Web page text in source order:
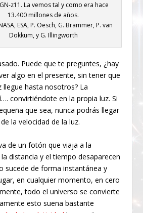
z11. La vemos tal y como era hace
13.400 millones de años.
ESA, P. Oesch, G. Brammer, P. van
Dokkum, y G. Illingworth
Puede que te preguntes, ¿hay
algo en el presente, sin tener que
llegue hasta nosotros? La
convirtiéndote en la propia luz. Si
que sea, nunca podrás llegar
la velocidad de la luz.
de un fotón que viaja a la
distancia y el tiempo desaparecen
sucede de forma instantánea y
en cualquier momento, en cero
todo el universo se convierte
esto suena bastante